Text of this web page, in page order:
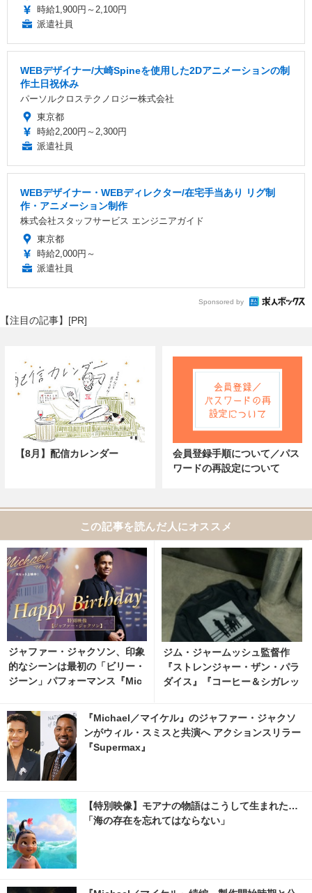
時給1,900円～2,100円
派遣社員
WEBデザイナー/大崎Spineを使用した2Dアニメーションの制
作土日祝休み
パーソルクロステクノロジー株式会社
東京都
時給2,200円～2,300円
派遣社員
WEBデザイナー・WEBディレクター/在宅手当あり リグ制
作・アニメーション制作
株式会社スタッフサービス エンジニアガイド
東京都
時給2,000円～
派遣社員
Sponsored by
【注目の記事】[PR]
【8月】配信カレンダー
会員登録手順について／パス
ワードの再設定について
この記事を読んだ人にオススメ
ジャファー・ジャクソン、印象
的なシーンは最初の「ビリー・
ジーン」パフォーマンス『Mic
ー動画
ジム・ジャームッシュ監督作
『ストレンジャー・ザン・パラ
ダイス』『コーヒー＆シガレッ
真・画像 | cinemacafe.net
『Michael／マイケル』のジャファー・ジャクソ
ンがウィル・スミスと共演へ アクションスリラー
『Supermax』
【特別映像】モアナの物語はこうして生まれた…
「海の存在を忘れてはならない」